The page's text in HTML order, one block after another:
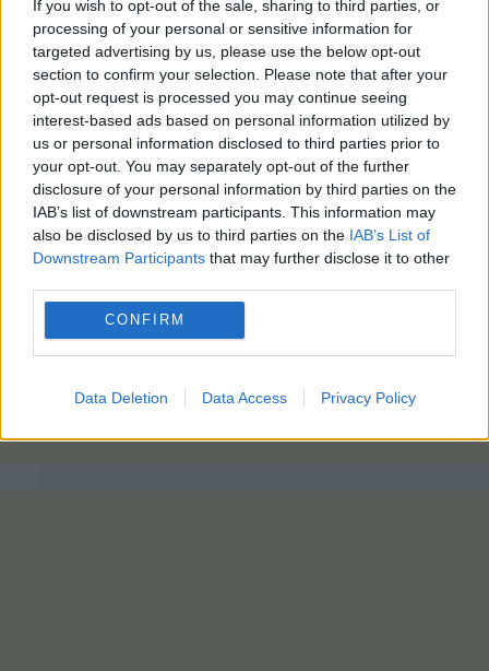
If you wish to opt-out of the sale, sharing to third parties, or
processing of your personal or sensitive information for
targeted advertising by us, please use the below opt-out
section to confirm your selection. Please note that after your
opt-out request is processed you may continue seeing
interest-based ads based on personal information utilized by
us or personal information disclosed to third parties prior to
your opt-out. You may separately opt-out of the further
disclosure of your personal information by third parties on the
IAB’s list of downstream participants. This information may
also be disclosed by us to third parties on the IAB’s List of
Downstream Participants that may further disclose it to other
CONFIRM
Data Deletion Data Access Privacy Policy